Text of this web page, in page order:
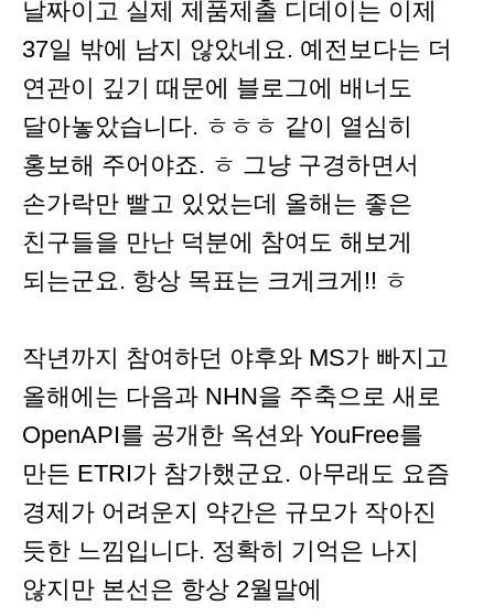
날짜이고 실제 제품제출 디데이는 이제
37일 밖에 남지 않았네요. 예전보다는 더
연관이 깊기 때문에 블로그에 배너도
달아놓았습니다. ㅎㅎㅎ 같이 열심히
홍보해 주어야죠. ㅎ 그냥 구경하면서
손가락만 빨고 있었는데 올해는 좋은
친구들을 만난 덕분에 참여도 해보게
되는군요. 항상 목표는 크게크게!! ㅎ
작년까지 참여하던 야후와 MS가 빠지고
올해에는 다음과 NHN을 주축으로 새로
OpenAPI를 공개한 옥션와 YouFree를
만든 ETRI가 참가했군요. 아무래도 요즘
경제가 어려운지 약간은 규모가 작아진
듯한 느낌입니다. 정확히 기억은 나지
않지만 본선은 항상 2월말에